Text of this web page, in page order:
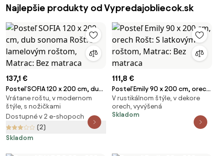
Najlepšie produkty od Vypredajobliecok.sk
137,1 €
Posteľ SOFIA 120 x 200 cm, dub
sonoma Rošt: S lamelovým
roštom, Matrac: Bez matraca
Vrátane roštu, v modernom
štýle, s nožičkami
Dostupné v 2 e-shopoch
(2)
Skladom
111,8 €
Posteľ Emily 90 x 200 cm, orech
Rošt: S latkovým roštom,
Matrac: Bez matraca
V rustikálnom štýle, v dekore
orech, vyvýšená
Skladom